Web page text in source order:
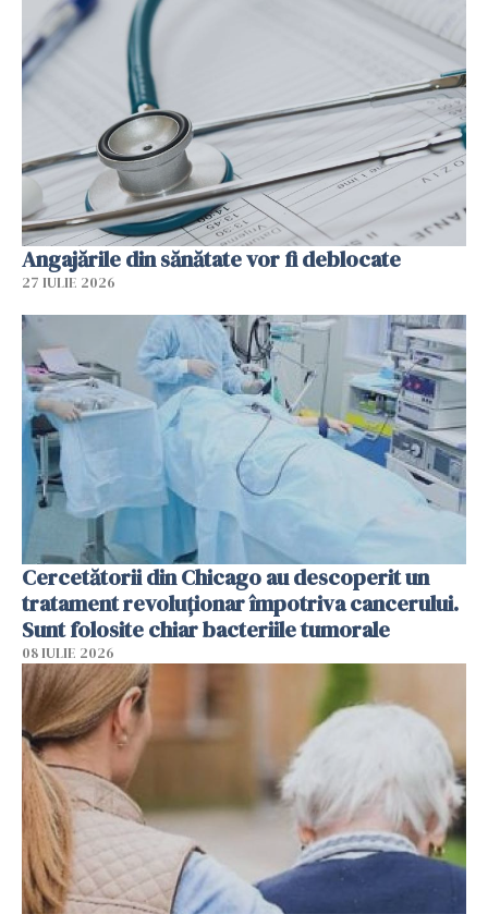
Angajările din sănătate vor fi deblocate
27 IULIE 2026
Cercetătorii din Chicago au descoperit un
tratament revoluționar împotriva cancerului.
Sunt folosite chiar bacteriile tumorale
08 IULIE 2026